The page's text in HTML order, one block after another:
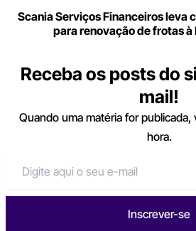
Scania Serviços Financeiros leva
para renovação de frotas
Receba os posts do
mail!
Quando uma matéria for
hora.
Inscrever-se